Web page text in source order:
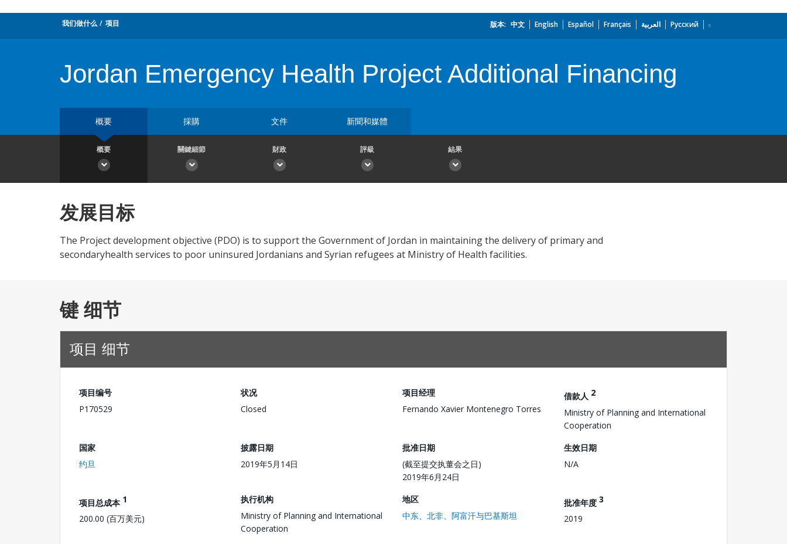
我们做什么 项目 版本: 中文 English Español Français العربية Русский
Jordan Emergency Health Project Additional Financing
概要 採購 文件 新聞和媒體
概要 關鍵細節 財政 評級 結果
发展目标
The Project development objective (PDO) is to support the Government of Jordan in maintaining the delivery of primary and
secondaryhealth services to poor uninsured Jordanians and Syrian refugees at Ministry of Health facilities.
键 细节
项目 细节
项目编号
P170529
状况
Closed
项目经理
Fernando Xavier Montenegro Torres
借款人 2
Ministry of Planning and International
Cooperation
国家
约旦
披露日期
2019年5月14日
批准日期
(截至提交执董会之日)
2019年6月24日
生效日期
N/A
项目总成本 1
200.00 (百万美元)
执行机构
Ministry of Planning and International
Cooperation
地区
中东、北非、阿富汗与巴基斯坦
批准年度 3
2019